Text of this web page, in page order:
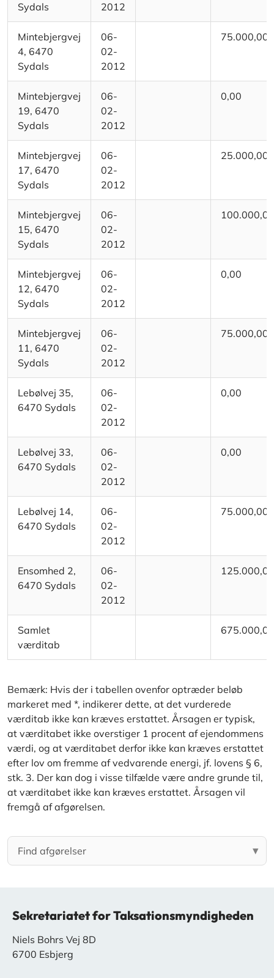
Sydals
2012
Mintebjergvej
4, 6470
Sydals
06-
02-
2012
75.000,00
Mintebjergvej
19, 6470
Sydals
06-
02-
2012
0,00
Mintebjergvej
17, 6470
Sydals
06-
02-
2012
25.000,00
Mintebjergvej
15, 6470
Sydals
06-
02-
2012
100.000,00
Mintebjergvej
12, 6470
Sydals
06-
02-
2012
0,00
Mintebjergvej
11, 6470
Sydals
06-
02-
2012
75.000,00
Lebølvej 35,
6470 Sydals
06-
02-
2012
0,00
Lebølvej 33,
6470 Sydals
06-
02-
2012
0,00
Lebølvej 14,
6470 Sydals
06-
02-
2012
75.000,00
Ensomhed 2,
6470 Sydals
06-
02-
2012
125.000,00
Samlet
værditab
675.000,00
Bemærk: Hvis der i tabellen ovenfor optræder beløb
markeret med *, indikerer dette, at det vurderede
værditab ikke kan kræves erstattet. Årsagen er typisk,
at værditabet ikke overstiger 1 procent af ejendommens
værdi, og at værditabet derfor ikke kan kræves erstattet
efter lov om fremme af vedvarende energi, jf. lovens § 6,
stk. 3. Der kan dog i visse tilfælde være andre grunde til,
at værditabet ikke kan kræves erstattet. Årsagen vil
fremgå af afgørelsen.
Sekretariatet for Taksationsmyndigheden
Niels Bohrs Vej 8D
6700 Esbjerg